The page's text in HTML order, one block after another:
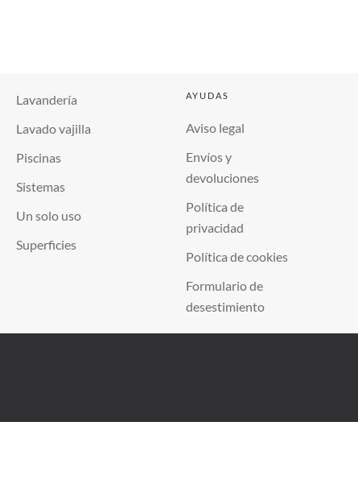
Lavandería
Lavado vajilla
Piscinas
Sistemas
Un solo uso
Superficies
AYUDAS
Aviso legal
Envíos y
devoluciones
Política de
privacidad
Política de cookies
Formulario de
desestimiento